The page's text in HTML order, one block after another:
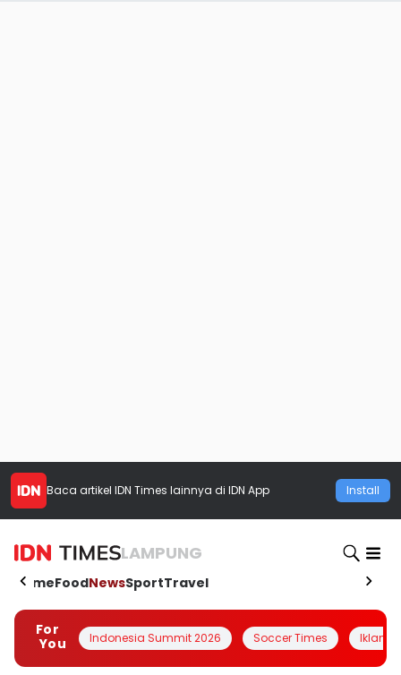
Baca artikel IDN Times lainnya di IDN App Install
LAMPUNG
HomeFoodNewsSportTravel
For
You
Indonesia Summit 2026 Soccer Times Iklanin